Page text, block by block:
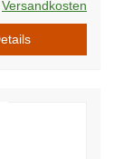
Versandkosten